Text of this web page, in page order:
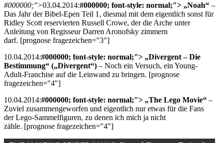
#000000;">03.04.2014:#000000; font-style: normal;"> „Noah“ –
Das Jahr der Bibel-Epen Teil 1, diesmal mit dem eigentlich sonst für
Ridley Scott reservierten Russell Crowe, der die Arche unter
Anleitung von Regisseur Darren Aronofsky zimmern
darf. [prognose fragezeichen="3"]
10.04.2014:#000000; font-style: normal;"> „Divergent – Die
Bestimmung“ („Divergent“) – Noch ein Versuch, ein Young-
Adult-Franchise auf die Leinwand zu bringen. [prognose
fragezeichen="4"]
10.04.2014:#000000; font-style: normal;"> „The Lego Movie“ –
Zuviel zusammengeworfen und eigentlich nur etwas für die Fans
der Lego-Sammelfiguren, zu denen ich mich ja nicht
zähle. [prognose fragezeichen="4"]